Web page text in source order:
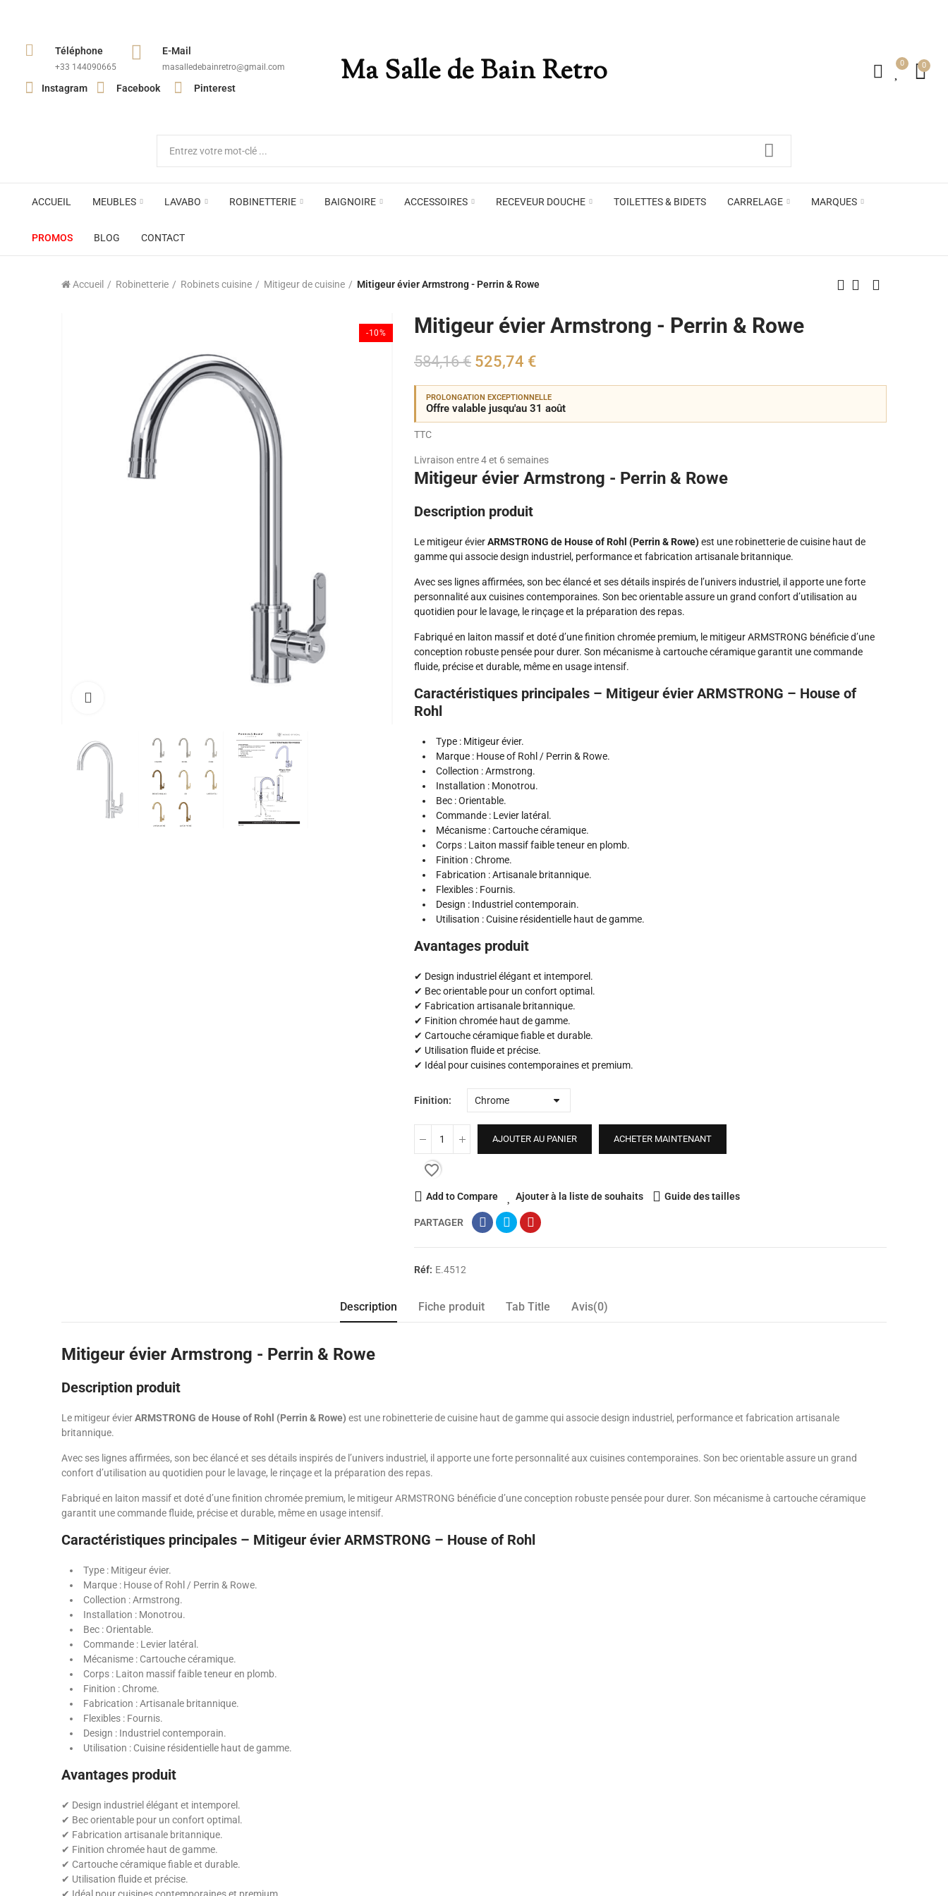
Téléphone
+33 144090665​
E-Mail
masalledebainretro@gmail.com
Instagram Facebook Pinterest Ma Salle de Bain Retro 0 0
ACCUEIL MEUBLES LAVABO ROBINETTERIE BAIGNOIRE ACCESSOIRES RECEVEUR DOUCHE TOILETTES & BIDETS CARRELAGE MARQUES
Plafonniers , spots et pendants
Voir toute la marque →
PROMOS BLOG CONTACT
Appliques murales Miroirs ACB
Accueil Robinetterie Robinets cuisine Mitigeur de cuisine Mitigeur évier Armstrong - Perrin & Rowe
-10% Mitigeur évier Armstrong - Perrin & Rowe
584,16 € 525,74 €
PROLONGATION EXCEPTIONNELLE
Offre valable jusqu'au 31 août
TTC
Livraison entre 4 et 6 semaines
Mitigeur évier Armstrong - Perrin & Rowe
Description produit
Le mitigeur évierARMSTRONG de House of Rohl (Perrin & Rowe)est une robinetterie de cuisine haut de
gamme qui associe design industriel, performance et fabrication artisanale britannique.
Avec ses lignes affirmées, son bec élancé et ses détails inspirés de l’univers industriel, il apporte une forte
personnalité aux cuisines contemporaines. Son bec orientable assure un grand confort d’utilisation au
quotidien pour le lavage, le rinçage et la préparation des repas.
Fabriqué en laiton massif et doté d’une finition chromée premium, le mitigeur ARMSTRONG bénéficie d’une
conception robuste pensée pour durer. Son mécanisme à cartouche céramique garantit une commande
fluide, précise et durable, même en usage intensif.
Caractéristiques principales – Mitigeur évier ARMSTRONG – House of
Rohl
Type : Mitigeur évier.
Marque : House of Rohl / Perrin & Rowe.
Collection : Armstrong.
Installation : Monotrou.
Bec : Orientable.
Commande : Levier latéral.
Mécanisme : Cartouche céramique.
Corps : Laiton massif faible teneur en plomb.
Finition : Chrome.
Fabrication : Artisanale britannique.
Flexibles : Fournis.
Design : Industriel contemporain.
Utilisation : Cuisine résidentielle haut de gamme.
Avantages produit
✔ Design industriel élégant et intemporel.
✔ Bec orientable pour un confort optimal.
✔ Fabrication artisanale britannique.
✔ Finition chromée haut de gamme.
✔ Cartouche céramique fiable et durable.
✔ Utilisation fluide et précise.
✔ Idéal pour cuisines contemporaines et premium.
Finition
AJOUTER AU PANIER ACHETER MAINTENANT
favorite_border
Add to Compare Ajouter à la liste de souhaits Guide des tailles
PARTAGER
Réf: E.4512
Description Fiche produit Tab Title Avis(0)
Mitigeur évier Armstrong - Perrin & Rowe
Description produit
Le mitigeur évierARMSTRONG de House of Rohl (Perrin & Rowe) est une robinetterie de cuisine haut de gamme qui associe design industriel, performance et fabrication artisanale
britannique.
Avec ses lignes affirmées, son bec élancé et ses détails inspirés de l’univers industriel, il apporte une forte personnalité aux cuisines contemporaines. Son bec orientable assure un grand
confort d’utilisation au quotidien pour le lavage, le rinçage et la préparation des repas.
Fabriqué en laiton massif et doté d’une finition chromée premium, le mitigeur ARMSTRONG bénéficie d’une conception robuste pensée pour durer. Son mécanisme à cartouche céramique
garantit une commande fluide, précise et durable, même en usage intensif.
Caractéristiques principales – Mitigeur évier ARMSTRONG – House of Rohl
Type : Mitigeur évier.
Marque : House of Rohl / Perrin & Rowe.
Collection : Armstrong.
Installation : Monotrou.
Bec : Orientable.
Commande : Levier latéral.
Mécanisme : Cartouche céramique.
Corps : Laiton massif faible teneur en plomb.
Finition : Chrome.
Fabrication : Artisanale britannique.
Flexibles : Fournis.
Design : Industriel contemporain.
Utilisation : Cuisine résidentielle haut de gamme.
Avantages produit
✔ Design industriel élégant et intemporel.
✔ Bec orientable pour un confort optimal.
✔ Fabrication artisanale britannique.
✔ Finition chromée haut de gamme.
✔ Cartouche céramique fiable et durable.
✔ Utilisation fluide et précise.